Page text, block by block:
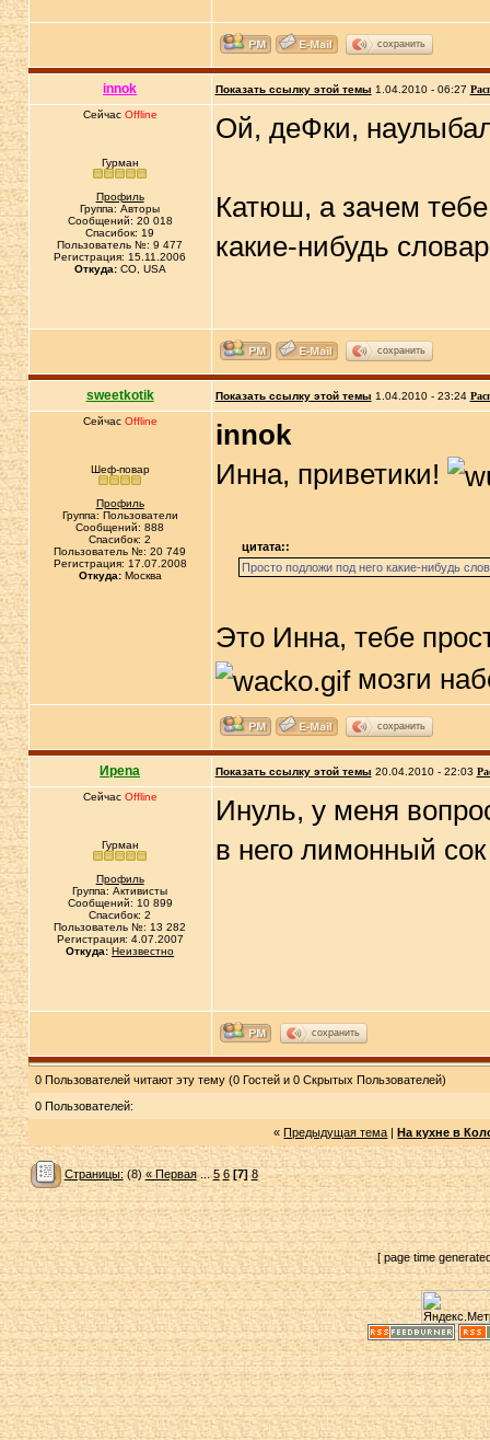
сохранить
innok Показать ссылку этой темы 1.04.2010 - 06:27
Сейчас Offline
Гурман
Профиль
Группа: Авторы
Сообщений: 20 018
Спасибок: 19
Пользователь №: 9 477
Регистрация: 15.11.2006
Откуда:CO, USA
Ой, деФки,
Катюш, а зачем
какие-нибудь
сохранить
sweetkotik Показать ссылку этой темы 1.04.2010 - 23:24
Сейчас Offline
Шеф-повар
Профиль
Группа: Пользователи
Сообщений: 888
Спасибок: 2
Пользователь №: 20 749
Регистрация: 17.07.2008
Откуда:Москва
innok
Инна, приветики!
цитата::
Просто подложи под него какие-нибудь
Это Инна, тебе
мозги
сохранить
Иpena Показать ссылку этой темы 20.04.2010 - 22:03
Сейчас Offline
Гурман
Профиль
Группа: Активисты
Сообщений: 10 899
Спасибок: 2
Пользователь №: 13 282
Регистрация: 4.07.2007
Откуда: Неизвестно
Инуль, у меня
в него лимонный
сохранить
0 Пользователей читают эту тему (0 Гостей и 0 Скрытых Пользователей)
0 Пользователей:
«Предыдущая тема |На кухне в
Страницы: (8)« Первая...5 6 [7] 8
[ page time